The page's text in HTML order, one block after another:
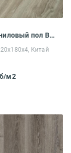
3739-5 Виниловый пол Betta La Casa Венеция
Китай
м2